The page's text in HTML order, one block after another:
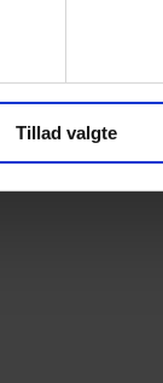
Tillad valgte